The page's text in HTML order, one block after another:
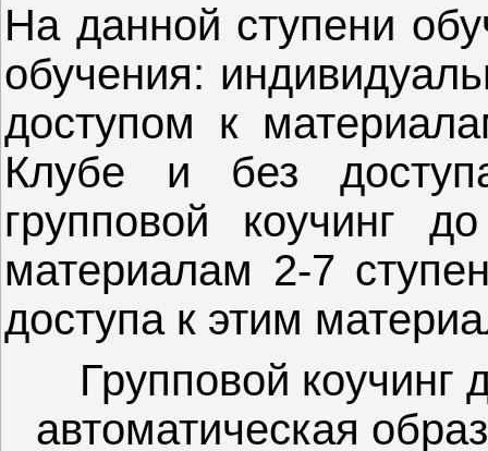
На данной ступени
обучения:
доступом к
Клубе и без
групповой коучинг
материалам 2-7
доступа к этим
Групповой коучинг
автоматическая